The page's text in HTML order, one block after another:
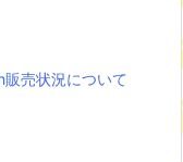
売状況について